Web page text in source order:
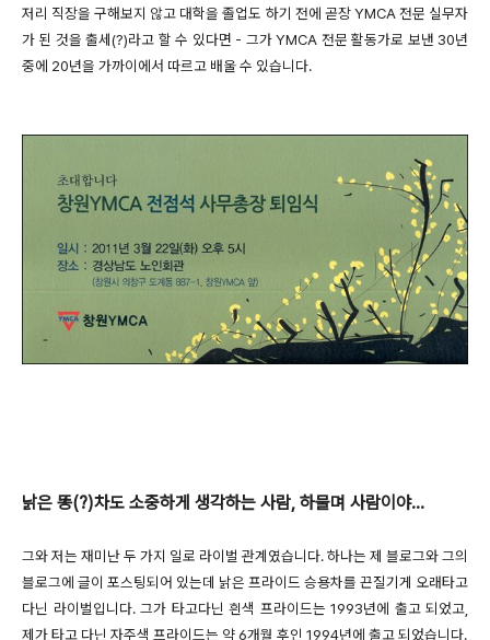
저리 직장을 구해보지 않고 대학을 졸업도 하기 전에 곧장 YMCA 전문 실무자
가 된 것을 출세(?)라고 할 수 있다면 - 그가 YMCA 전문 활동가로 보낸 30년
중에 20년을 가까이에서 따르고 배울 수 있습니다.
낡은 똥(?)차도 소중하게 생각하는 사람, 하물며 사람이야...
그와 저는 재미난 두 가지 일로 라이벌 관계였습니다. 하나는 제 블로그와 그의
블로그에 글이 포스팅되어 있는데 낡은 프라이드 승용차를 끈질기게 오래타고
다닌 라이벌입니다. 그가 타고다닌 흰색 프라이드는 1993년에 출고 되었고,
제가 타고 다닌 자주색 프라이드는 약 6개월 후인 1994년에 출고 되었습니다.